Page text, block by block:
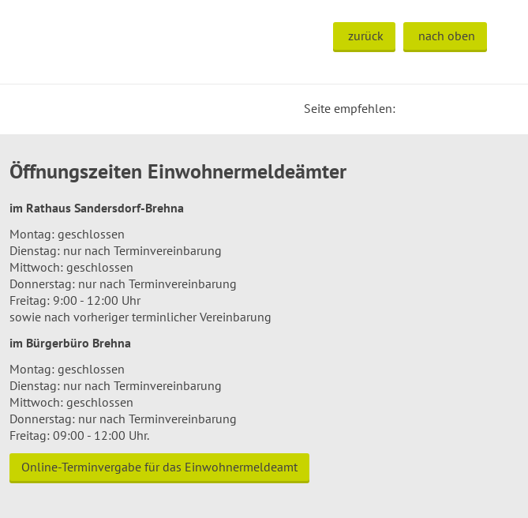
zurück nach oben
Seite empfehlen:
Öffnungszeiten Einwohnermeldeämter
im Rathaus Sandersdorf-Brehna
Montag: geschlossen
Dienstag: nur nach Terminvereinbarung
Mittwoch: geschlossen
Donnerstag: nur nach Terminvereinbarung
Freitag: 9:00 - 12:00 Uhr
sowie nach vorheriger terminlicher Vereinbarung
im Bürgerbüro Brehna
Montag: geschlossen
Dienstag: nur nach Terminvereinbarung
Mittwoch: geschlossen
Donnerstag: nur nach Terminvereinbarung
Freitag: 09:00 - 12:00 Uhr.
Online-Terminvergabe für das Einwohnermeldeamt